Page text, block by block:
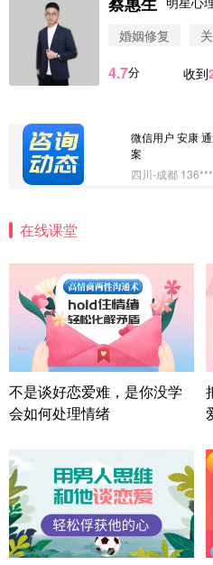
婚姻修复
4.7分 收到
微信用户 Vnno
案
微信用户 大太
微信用户 安康
案
四川-成都
方案
上海-浦东
微信用户
方案
广东-广州
微信用户 司马
方案
湖北-武汉
陕西-西安
微信用户 喜欢下
情感方案
浙江-宁波
在线课堂
不是谈好恋爱难，是你没学
会如何处理情绪